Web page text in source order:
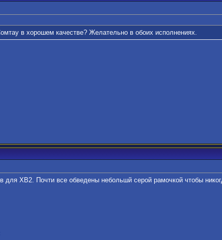
в хорошем качестве? Желательно в обоих исполнениях.
для ХВ2. Почти все обведены небольшй серой рамочкой чтобы